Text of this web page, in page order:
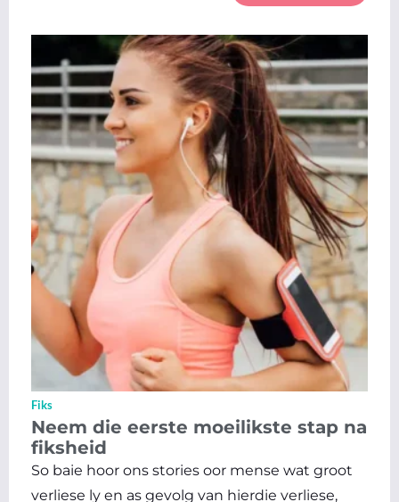
Fiks
Neem die eerste moeilikste stap na
fiksheid
So baie hoor ons stories oor mense wat groot
verliese ly en as gevolg van hierdie verliese,